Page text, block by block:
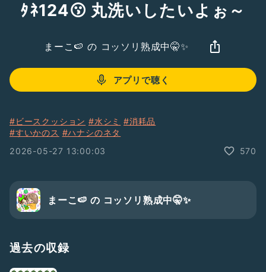
ﾀﾈ124😗 丸洗いしたいよぉ～
まーこ🍉 の コッソリ熟成中🤫✨
アプリで聴く
#ビースクッション #水シミ #消耗品
#すいかのス #ハナシのネタ
2026-05-27 13:00:03
570
まーこ🍉 の コッソリ熟成中🤫✨
過去の収録